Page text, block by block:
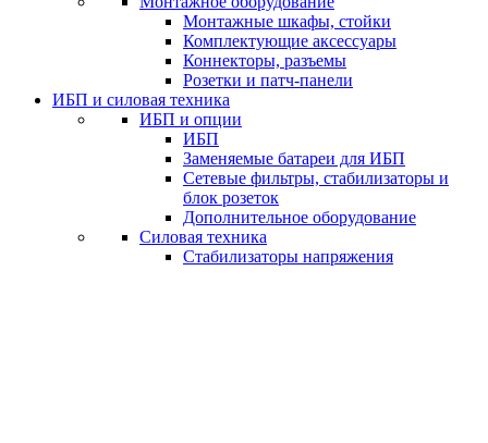
Монтажные шкафы, стойки
Комплектующие аксессуары
Коннекторы, разъемы
Розетки и патч-панели
ИБП и силовая техника
ИБП и опции
ИБП
Заменяемые батареи для ИБП
Сетевые фильтры, стабилизаторы и
блок розеток
Дополнительное оборудование
Силовая техника
Стабилизаторы напряжения